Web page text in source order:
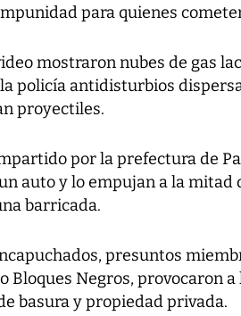
para quienes
mostraron nubes de gas
policía antidisturbios
proyectiles.
por la prefectura de
auto y lo empujan a la mitad
barricada.
presuntos
Bloques Negros, provocaron
basura y propiedad privada.